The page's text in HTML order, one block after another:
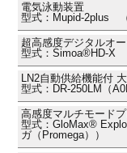
電気泳動装置
型式：Mupid-2plus
超高感度デジタルオ
型式：Simoa®HD-X
LN2自動供給機能付
型式：DR-250LM（
高感度マルチモード
型式：GloMax®
ガ（Promega））